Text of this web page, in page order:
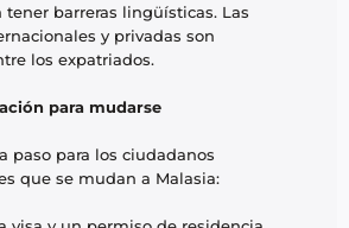
tener barreras lingüísticas. Las
y privadas son
los expatriados.
para mudarse
paso para los ciudadanos
que se mudan a Malasia: